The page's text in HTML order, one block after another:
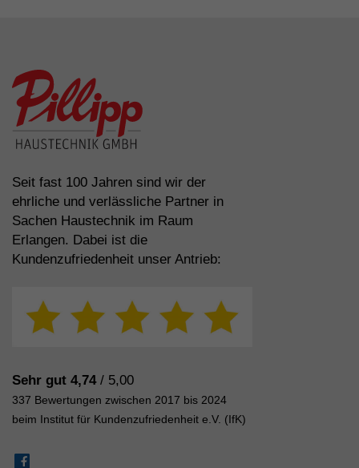
Seit fast 100 Jahren sind wir der
ehrliche und verlässliche Partner in
Sachen Haustechnik im Raum
Erlangen. Dabei ist die
Kundenzufriedenheit unser Antrieb:
Sehr gut 4,74/ 5,00
337 Bewertungen zwischen 2017 bis 2024
beim Institut für Kundenzufriedenheit e.V. (IfK)